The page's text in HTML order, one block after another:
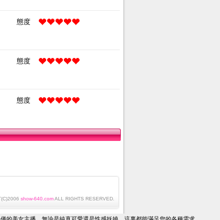
態度
態度
態度
show-640.comALL RIGHTS RESERVED.